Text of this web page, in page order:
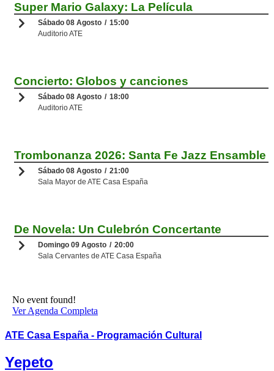
CINE
Super Mario Galaxy: La Película
Sábado 08 Agosto
15:00
Auditorio ATE
MUSICA
Concierto: Globos y canciones
Sábado 08 Agosto
18:00
Auditorio ATE
MUSICA
Trombonanza 2026: Santa Fe Jazz Ensamble
Sábado 08 Agosto
21:00
Sala Mayor de ATE Casa España
MUSICA
De Novela: Un Culebrón Concertante
Domingo 09 Agosto
20:00
Sala Cervantes de ATE Casa España
No event found!
Ver Agenda Completa
ATE Casa España - Programación Cultural
Yepeto